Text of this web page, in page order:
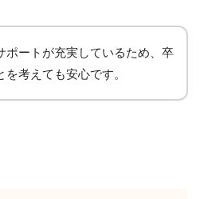
ポートが充実しているため、卒
を考えても安心です。